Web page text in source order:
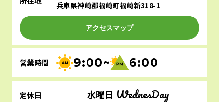
兵庫県神崎郡福崎町福崎新318-1
アクセスマップ
営業時間 9:00~ 6:00
定休日 水曜日 WednesDay